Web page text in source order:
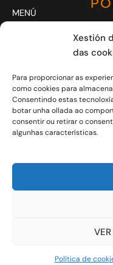
Xestión
das
Para proporcionar as
como cookies para
Consentindo estas
botar unha ollada ao
consentir ou retirar o
algunhas características.
Política de
MENÚ
Actividades
Novas
CONTACTO
Xoves e Venres
info@aromon.gal
RGPD Política de